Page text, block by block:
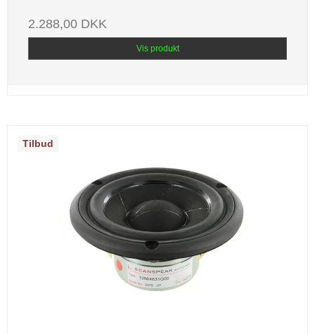
2.288,00 DKK
Vis produkt
Tilbud